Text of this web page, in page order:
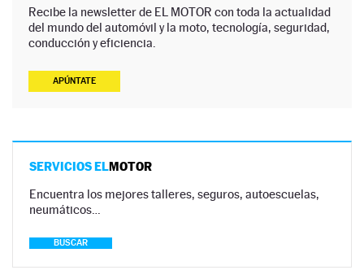
Recibe la newsletter de EL MOTOR con toda la actualidad
del mundo del automóvil y la moto, tecnología, seguridad,
conducción y eficiencia.
APÚNTATE
SERVICIOS ELMOTOR
Encuentra los mejores talleres, seguros, autoescuelas,
neumáticos…
BUSCAR